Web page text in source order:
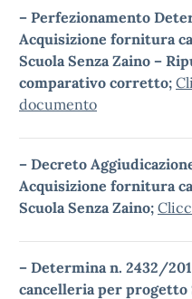
– Perfezionamento
Acquisizione fornitura
Scuola Senza Zaino –
comparativo corretto;
documento
– Decreto
Acquisizione fornitura
Scuola Senza Zaino;
– Determina n. 2432/
cancelleria per progetto